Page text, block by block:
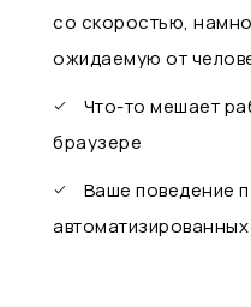
со скоростью,
ожидаемую от
Что-то мешает
браузере
Ваше поведение